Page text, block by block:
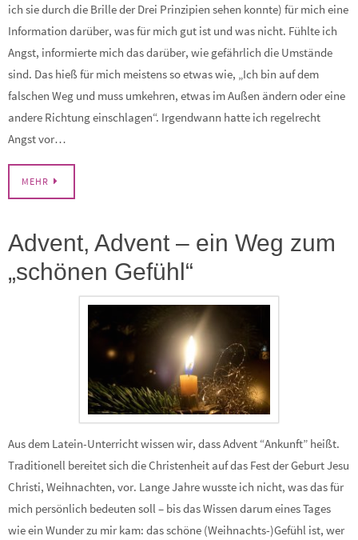
ich sie durch die Brille der Drei Prinzipien sehen konnte) für mich eine
Information darüber, was für mich gut ist und was nicht. Fühlte ich
Angst, informierte mich das darüber, wie gefährlich die Umstände
sind. Das hieß für mich meistens so etwas wie, „Ich bin auf dem
falschen Weg und muss umkehren, etwas im Außen ändern oder eine
andere Richtung einschlagen“. Irgendwann hatte ich regelrecht
Angst vor…
MEHR
Advent, Advent – ein Weg zum
„schönen Gefühl“
Aus dem Latein-Unterricht wissen wir, dass Advent “Ankunft” heißt.
Traditionell bereitet sich die Christenheit auf das Fest der Geburt Jesu
Christi, Weihnachten, vor. Lange Jahre wusste ich nicht, was das für
mich persönlich bedeuten soll – bis das Wissen darum eines Tages
wie ein Wunder zu mir kam: das schöne (Weihnachts-)Gefühl ist, wer